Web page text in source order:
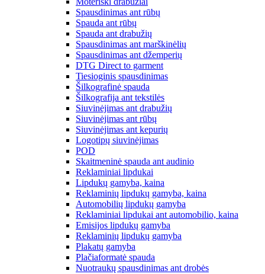
Spausdinimas ant rūbų
Spauda ant rūbų
Spauda ant drabužių
Spausdinimas ant marškinėlių
Spausdinimas ant džemperių
DTG Direct to garment
Tiesioginis spausdinimas
Šilkografinė spauda
Šilkografija ant tekstilės
Siuvinėjimas ant drabužių
Siuvinėjimas ant rūbų
Siuvinėjimas ant kepurių
Logotipų siuvinėjimas
POD
Skaitmeninė spauda ant audinio
Reklaminiai lipdukai
Lipdukų gamyba, kaina
Reklaminių lipdukų gamyba, kaina
Automobilių lipdukų gamyba
Reklaminiai lipdukai ant automobilio, kaina
Emisijos lipdukų gamyba
Reklaminių lipdukų gamyba
Plakatų gamyba
Plačiaformatė spauda
Nuotraukų spausdinimas ant drobės